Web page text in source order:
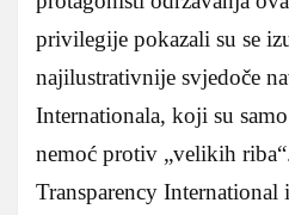
privilegije pokazali su se
najilustrativnije svjedoče
Internationala, koji su
nemoć protiv „velikih
Transparency